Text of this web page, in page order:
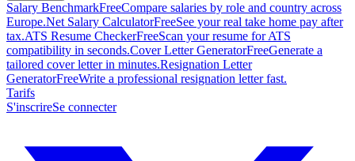
Salary BenchmarkFreeCompare salaries by role and country across
Europe.Net Salary CalculatorFreeSee your real take home pay after
tax.ATS Resume CheckerFreeScan your resume for ATS
compatibility in seconds.Cover Letter GeneratorFreeGenerate a
tailored cover letter in minutes.Resignation Letter
GeneratorFreeWrite a professional resignation letter fast.
Tarifs
S'inscrireSe connecter